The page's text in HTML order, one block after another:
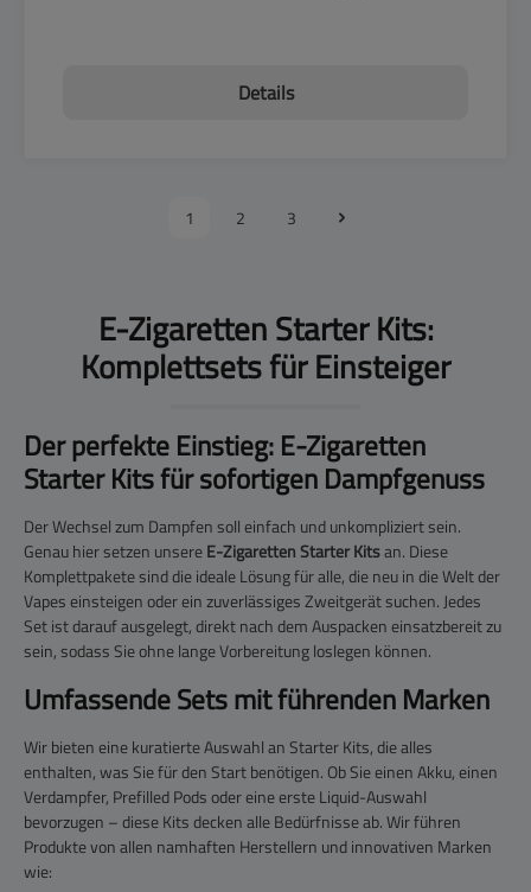
Details
1 2 3
E-Zigaretten Starter Kits:
Komplettsets für Einsteiger
Der perfekte Einstieg: E-Zigaretten
Starter Kits für sofortigen Dampfgenuss
Der Wechsel zum Dampfen soll einfach und unkompliziert sein.
Genau hier setzen unsereE-Zigaretten Starter Kitsan. Diese
Komplettpakete sind die ideale Lösung für alle, die neu in die Welt der
Vapes einsteigen oder ein zuverlässiges Zweitgerät suchen. Jedes
Set ist darauf ausgelegt, direkt nach dem Auspacken einsatzbereit zu
sein, sodass Sie ohne lange Vorbereitung loslegen können.
Umfassende Sets mit führenden Marken
Wir bieten eine kuratierte Auswahl an Starter Kits, die alles
enthalten, was Sie für den Start benötigen. Ob Sie einen Akku, einen
Verdampfer, Prefilled Pods oder eine erste Liquid-Auswahl
bevorzugen – diese Kits decken alle Bedürfnisse ab. Wir führen
Produkte von allen namhaften Herstellern und innovativen Marken
wie: